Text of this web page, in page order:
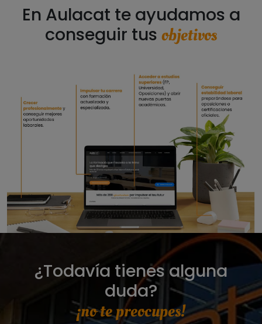
En Aulacat te ayudamos a
conseguir tus objetivos
¿Todavía tienes alguna
duda?
¡no te preocupes!